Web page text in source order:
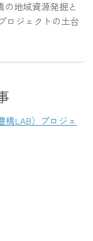
地域資源発掘と
ロジェクトの土台
LAB）プロジェ